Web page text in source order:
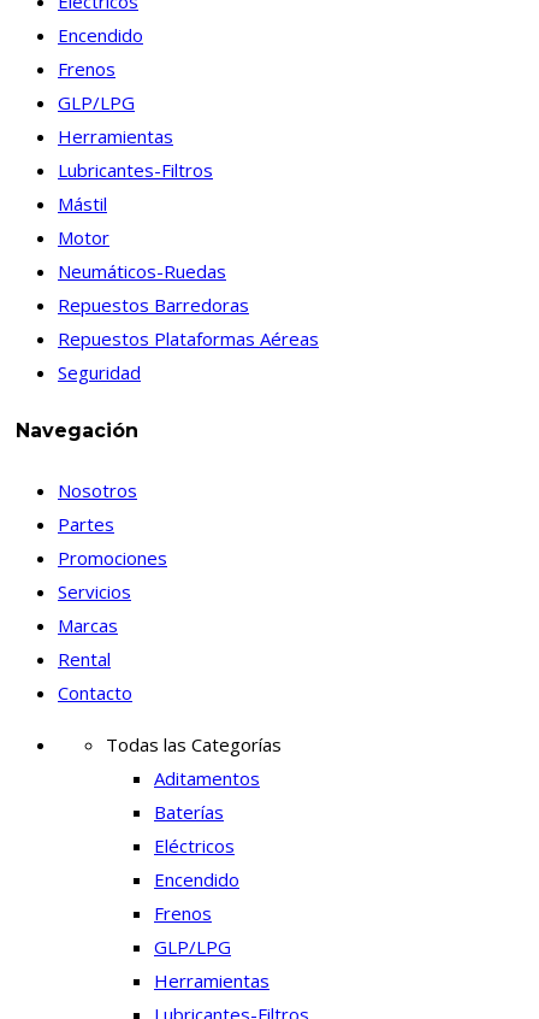
Encendido
Frenos
GLP/LPG
Herramientas
Lubricantes-Filtros
Mástil
Motor
Neumáticos-Ruedas
Repuestos Barredoras
Repuestos Plataformas Aéreas
Seguridad
Navegación
Nosotros
Partes
Promociones
Servicios
Marcas
Rental
Contacto
Todas las Categorías
Aditamentos
Baterías
Eléctricos
Encendido
Frenos
GLP/LPG
Herramientas